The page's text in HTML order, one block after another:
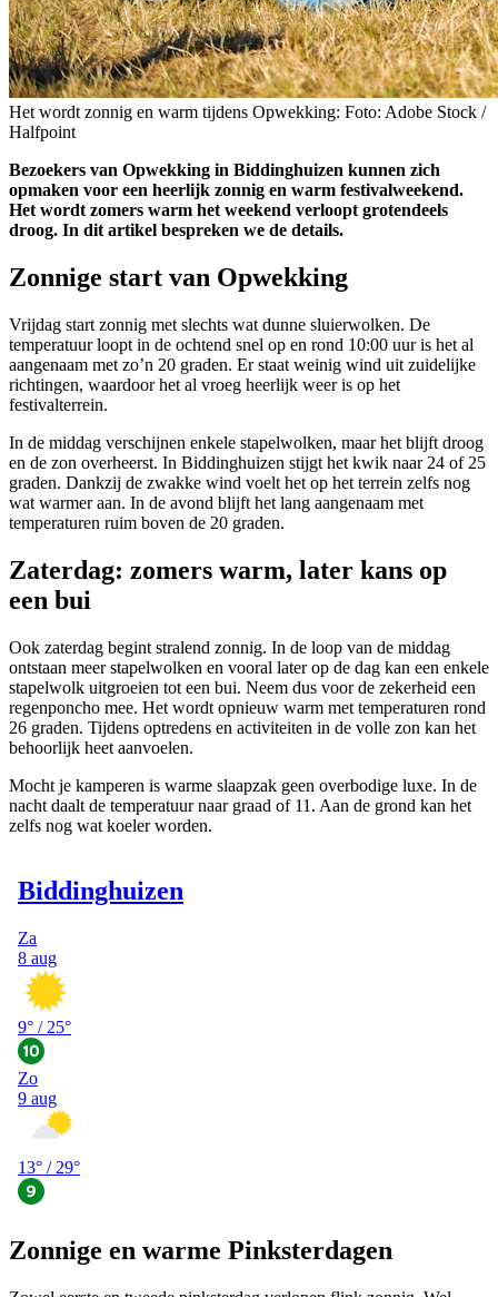
Het wordt zonnig en warm tijdens Opwekking: Foto: Adobe Stock /
Halfpoint
Bezoekers van Opwekking in Biddinghuizen kunnen zich
opmaken voor een heerlijk zonnig en warm festivalweekend.
Het wordt zomers warm het weekend verloopt grotendeels
droog. In dit artikel bespreken we de details.
Zonnige start van Opwekking
Vrijdag start zonnig met slechts wat dunne sluierwolken. De
temperatuur loopt in de ochtend snel op en rond 10:00 uur is het al
aangenaam met zo’n 20 graden. Er staat weinig wind uit zuidelijke
richtingen, waardoor het al vroeg heerlijk weer is op het
festivalterrein.
In de middag verschijnen enkele stapelwolken, maar het blijft droog
en de zon overheerst. In Biddinghuizen stijgt het kwik naar 24 of 25
graden. Dankzij de zwakke wind voelt het op het terrein zelfs nog
wat warmer aan. In de avond blijft het lang aangenaam met
temperaturen ruim boven de 20 graden.
Zaterdag: zomers warm, later kans op
een bui
Ook zaterdag begint stralend zonnig. In de loop van de middag
ontstaan meer stapelwolken en vooral later op de dag kan een enkele
stapelwolk uitgroeien tot een bui. Neem dus voor de zekerheid een
regenponcho mee. Het wordt opnieuw warm met temperaturen rond
26 graden. Tijdens optredens en activiteiten in de volle zon kan het
behoorlijk heet aanvoelen.
Mocht je kamperen is warme slaapzak geen overbodige luxe. In de
nacht daalt de temperatuur naar graad of 11. Aan de grond kan het
zelfs nog wat koeler worden.
Zonnige en warme Pinksterdagen